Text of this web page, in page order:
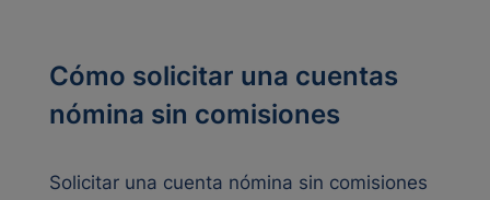
Cómo solicitar una cuentas
nómina sin comisiones
Solicitar una cuenta nómina sin comisiones